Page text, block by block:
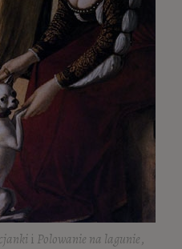
i Polowanie na lagunie,